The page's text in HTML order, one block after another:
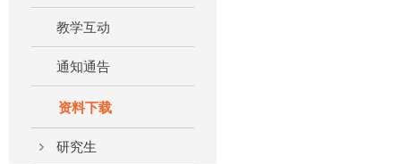
教学互动
通知通告
资料下载
研究生